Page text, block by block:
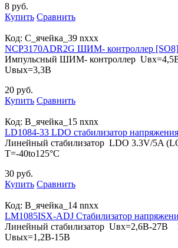
8 руб.
Купить Сравнить
Код: С_ячейка_39 nxxx
NCP3170ADR2G ШИМ- контроллер [SO8]
Импульсный ШИМ- контроллер
Uвых=3,3В
20 руб.
Купить Сравнить
Код: B_ячейка_15 nxnx
LD1084-33 LDO cтабилизатор напряжения
Линейный стабилизатор LDO 3.3V/5A
T=-40to125°C
30 руб.
Купить Сравнить
Код: B_ячейка_14 nnxx
LM1085ISX-ADJ Стабилизатор
Линейный стабилизатор Uвх=2,6В-
Uвых=1,2В-15В